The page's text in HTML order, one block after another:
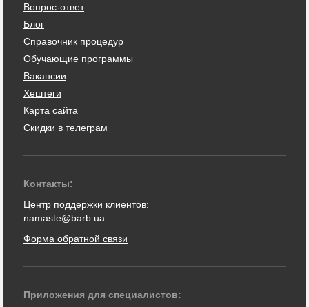
Вопрос-ответ
Блог
Справочник процедур
Обучающие программы
Вакансии
Хештеги
Карта сайта
Скидки в телеграм
Контакты:
Центр поддержки клиентов:
namaste@barb.ua
Форма обратной связи
Приложения для специалистов: